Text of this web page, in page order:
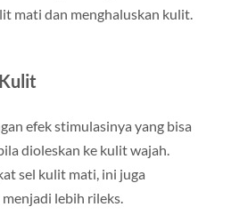
mati dan menghaluskan kulit.
efek stimulasinya yang bisa
dioleskan ke kulit wajah.
sel kulit mati, ini juga
lebih rileks.